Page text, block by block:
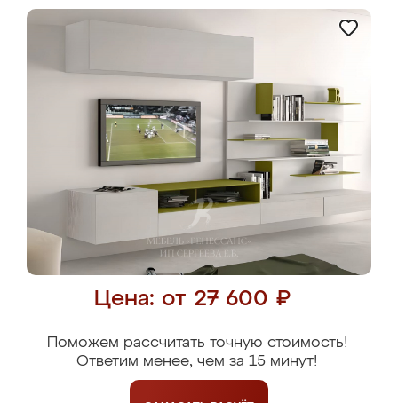
Цена: от 27 600 ₽
Поможем рассчитать точную стоимость!
Ответим менее, чем за 15 минут!